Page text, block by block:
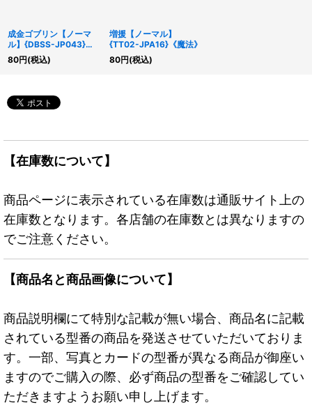
成金ゴブリン【ノーマ
ル】{DBSS-JP043}
《魔法》
80円(税込)
増援【ノーマル】
{TT02-JPA16}《魔法》
80円(税込)
【在庫数について】
商品ページに表示されている在庫数は通販サイト上の
在庫数となります。各店舗の在庫数とは異なりますの
でご注意ください。
【商品名と商品画像について】
商品説明欄にて特別な記載が無い場合、商品名に記載
されている型番の商品を発送させていただいておりま
す。一部、写真とカードの型番が異なる商品が御座い
ますのでご購入の際、必ず商品の型番をご確認してい
ただきますようお願い申し上げます。